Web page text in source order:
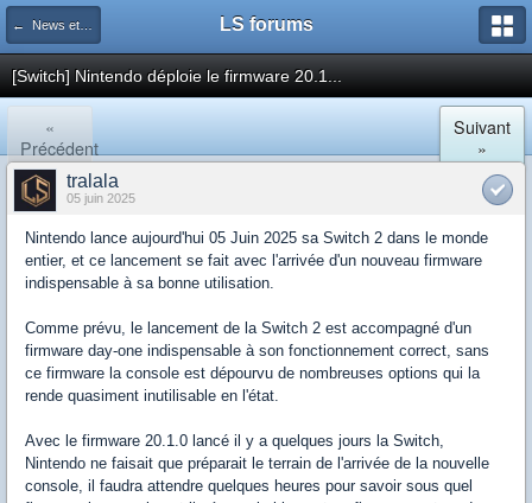
← News et actualités postées sur LS LS forums
[Switch] Nintendo déploie le firmware 20.1...
«
Précédent
Suivant
»
tralala
05 juin 2025
Nintendo lance aujourd'hui 05 Juin 2025 sa Switch 2 dans le monde
entier, et ce lancement se fait avec l'arrivée d'un nouveau firmware
indispensable à sa bonne utilisation.
Comme prévu, le lancement de la Switch 2 est accompagné d'un
firmware day-one indispensable à son fonctionnement correct, sans
ce firmware la console est dépourvu de nombreuses options qui la
rende quasiment inutilisable en l'état.
Avec le firmware 20.1.0 lancé il y a quelques jours la Switch,
Nintendo ne faisait que préparait le terrain de l'arrivée de la nouvelle
console, il faudra attendre quelques heures pour savoir sous quel